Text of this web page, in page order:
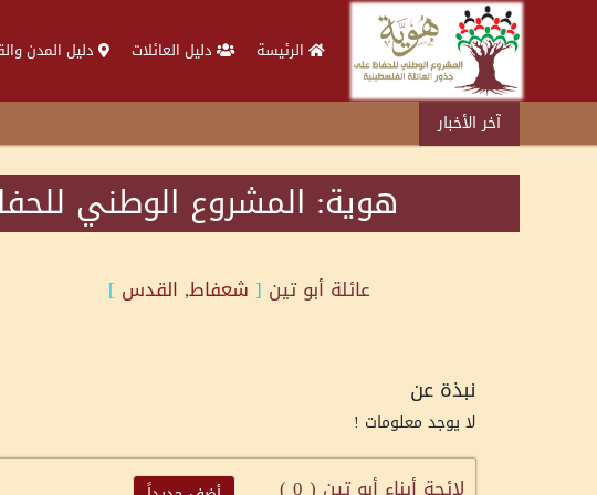
الرئيسة دليل العائلات دليل المدن
آخر الأخبار
هوية: المشروع الوطني
عائلة أبو تين [ شعفاط, القدس ]
نبذة عن
لا يوجد معلومات !